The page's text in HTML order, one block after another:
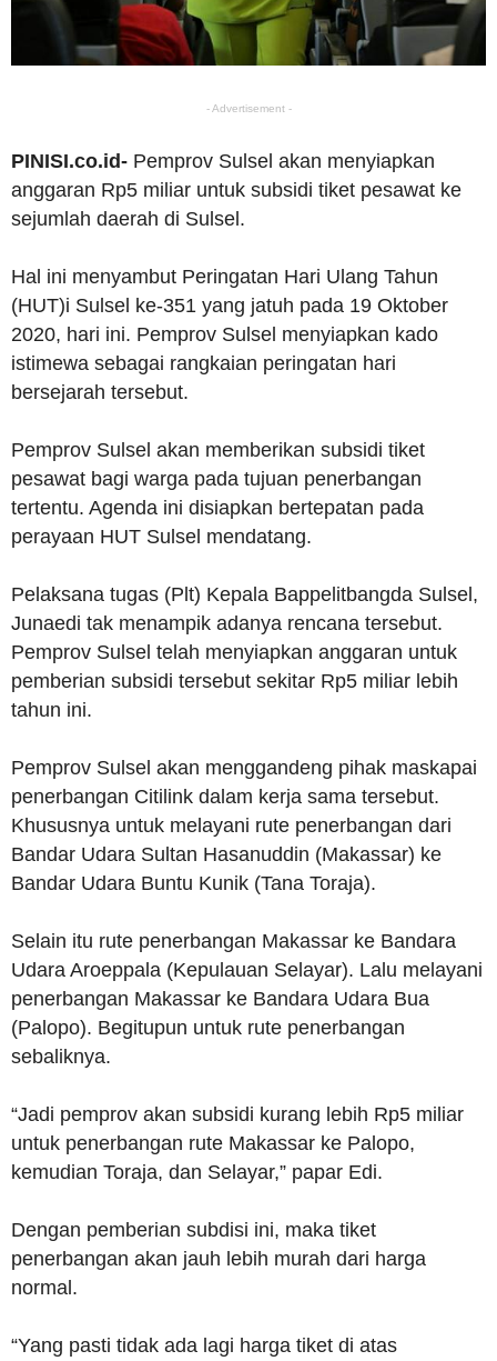
- Advertisement -
PINISI.co.id- Pemprov Sulsel akan menyiapkan
anggaran Rp5 miliar untuk subsidi tiket pesawat ke
sejumlah daerah di Sulsel.
Hal ini menyambut Peringatan Hari Ulang Tahun
(HUT)i Sulsel ke-351 yang jatuh pada 19 Oktober
2020, hari ini. Pemprov Sulsel menyiapkan kado
istimewa sebagai rangkaian peringatan hari
bersejarah tersebut.
Pemprov Sulsel akan memberikan subsidi tiket
pesawat bagi warga pada tujuan penerbangan
tertentu. Agenda ini disiapkan bertepatan pada
perayaan HUT Sulsel mendatang.
Pelaksana tugas (Plt) Kepala Bappelitbangda Sulsel,
Junaedi tak menampik adanya rencana tersebut.
Pemprov Sulsel telah menyiapkan anggaran untuk
pemberian subsidi tersebut sekitar Rp5 miliar lebih
tahun ini.
Pemprov Sulsel akan menggandeng pihak maskapai
penerbangan Citilink dalam kerja sama tersebut.
Khususnya untuk melayani rute penerbangan dari
Bandar Udara Sultan Hasanuddin (Makassar) ke
Bandar Udara Buntu Kunik (Tana Toraja).
Selain itu rute penerbangan Makassar ke Bandara
Udara Aroeppala (Kepulauan Selayar). Lalu melayani
penerbangan Makassar ke Bandara Udara Bua
(Palopo). Begitupun untuk rute penerbangan
sebaliknya.
“Jadi pemprov akan subsidi kurang lebih Rp5 miliar
untuk penerbangan rute Makassar ke Palopo,
kemudian Toraja, dan Selayar,” papar Edi.
Dengan pemberian subdisi ini, maka tiket
penerbangan akan jauh lebih murah dari harga
normal.
“Yang pasti tidak ada lagi harga tiket di atas